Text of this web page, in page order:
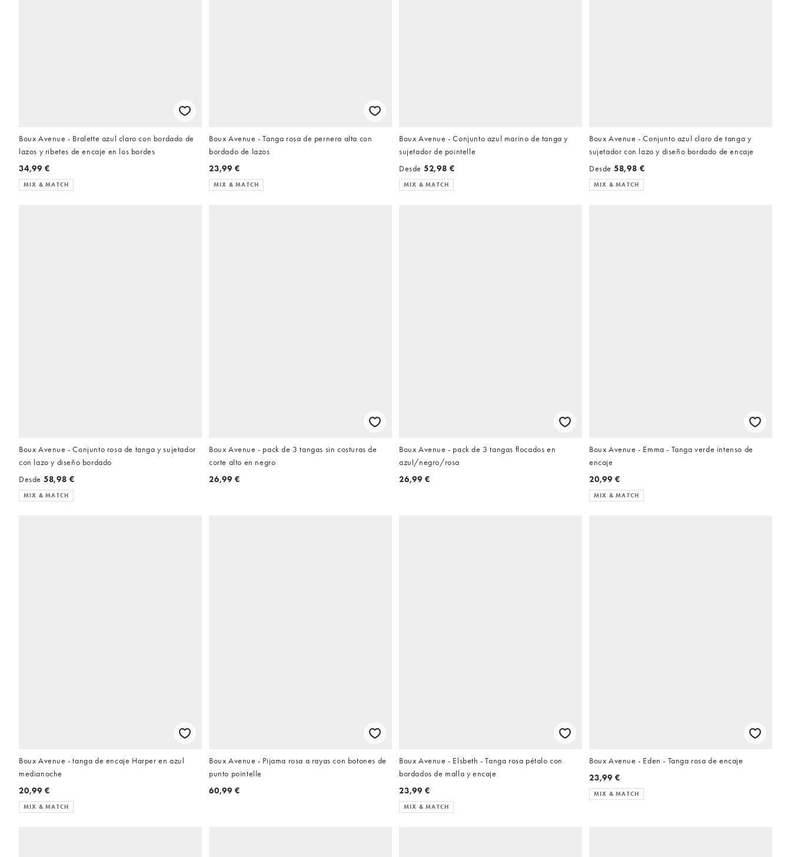
Boux Avenue - Bralette azul claro con bordado de
lazos y ribetes de encaje en los bordes
34,99 €
MIX & MATCH
Boux Avenue - Tanga rosa de pernera alta con
bordado de lazos
23,99 €
MIX & MATCH
Boux Avenue - Conjunto azul marino de tanga y
sujetador de pointelle
Desde 52,98 €
MIX & MATCH
Boux Avenue - Conjunto azul claro de tanga y
sujetador con lazo y diseño bordado de encaje
Desde 58,98 €
MIX & MATCH
Boux Avenue - Conjunto rosa de tanga y sujetador
con lazo y diseño bordado
Desde 58,98 €
MIX & MATCH
Boux Avenue - pack de 3 tangas sin costuras de
corte alto en negro
26,99 €
Boux Avenue - pack de 3 tangas flocados en
azul/negro/rosa
26,99 €
Boux Avenue - Emma - Tanga verde intenso de
encaje
20,99 €
MIX & MATCH
Boux Avenue - tanga de encaje Harper en azul
medianoche
20,99 €
MIX & MATCH
Boux Avenue - Pijama rosa a rayas con botones de
punto pointelle
60,99 €
Boux Avenue - Elsbeth - Tanga rosa pétalo con
bordados de malla y encaje
23,99 €
MIX & MATCH
Boux Avenue - Eden - Tanga rosa de encaje
23,99 €
MIX & MATCH